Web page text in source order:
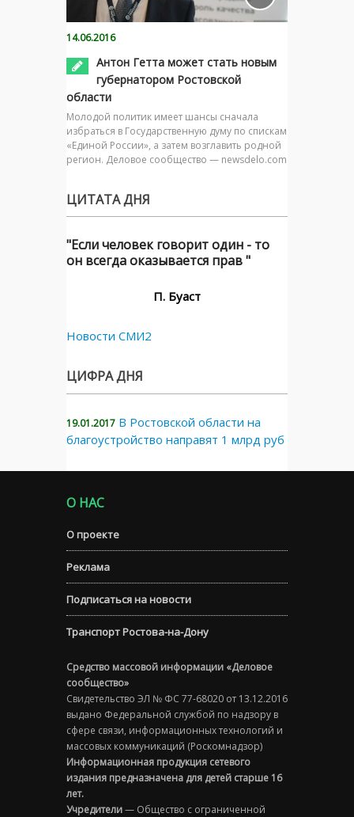
14.06.2016
Антон Гетта может стать новым
губернатором Ростовской
области
Молодой политик имеет шансы сначала
избраться в Государственную думу по спискам
«Единой России», а затем возглавить родной
регион. Деловое сообщество — newsdelo.com
ЦИТАТА ДНЯ
"Если человек говорит один - то
он всегда оказывается прав "
П. Буаст
Новости СМИ2
ЦИФРА ДНЯ
19.01.2017 В Ростовской области на
благоустройство направят 1 млрд руб
О НАС
О проекте
Реклама
Подписаться на новости
Транспорт Ростова-на-Дону
Средство массовой информации «Деловое
сообщество»
Свидетельство ЭЛ № ФС 77-68020 от 13.12.2016
выдано Федеральной службой по надзору в
сфере связи, информационных технологий и
массовых коммуникаций (Роскомнадзор)
Информационная продукция сетевого
издания предназначена для детей старше 16
лет.
Учредители— Общество с ограниченной